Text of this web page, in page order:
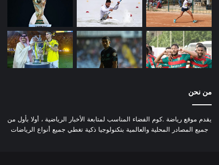
من نحن
يقدم موقع رياضة .كوم الفضاء المناسب لمتابعة الأخبار الرياضية ، أولا بأول من
جميع المصادر المحلية والعالمية بتكنولوجيا ذكية تغطي جميع أنواع الرياضات